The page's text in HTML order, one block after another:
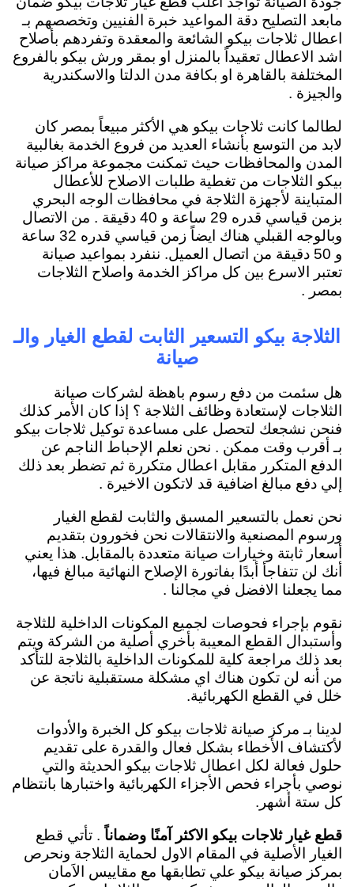
مابعد التصليح دقة المواعيد خبرة الفنيين وتخصصهم بـ
اعطال ثلاجات بيكو الشائعة والمعقدة وتفردهم بأصلاح
اشد الاعطال تعقيداً بالمنزل او بمقر ورش بيكو بالفروع
المختلفة بالقاهرة او بكافة مدن الدلتا والاسكندرية
والجيزة .
لطالما كانت ثلاجات بيكو هي الأكثر مبيعاً بمصر كان
لابد من التوسع بأنشاء العديد من فروع الخدمة بغالبية
المدن والمحافظات حيث تمكنت مجموعة مراكز صيانة
بيكو الثلاجات من تغطية طلبات الاصلاح للأعطال
المتباينة لأجهزة الثلاجة في محافظات الوجه البحري
بزمن قياسي قدره 29 ساعة و 40 دقيقة . من الاتصال
وبالوجه القبلي هناك ايضاً زمن قياسي قدره 32 ساعة
و 50 دقيقة من اتصال العميل. ننفرد بمواعيد صيانة
تعتبر الاسرع بين كل مراكز الخدمة واصلاح الثلاجات
بمصر .
الثلاجة بيكو التسعير الثابت لقطع الغيار والـ
صيانة
هل سئمت من دفع رسوم باهظة لشركات صيانة
الثلاجات لإستعادة وظائف الثلاجة ؟ إذا كان الأمر كذلك
فنحن نشجعك لتحصل على مساعدة توكيل ثلاجات بيكو
بـ أقرب وقت ممكن . نحن نعلم الإحباط الناجم عن
الدفع المتكرر مقابل اعطال متكررة ثم تضطر بعد ذلك
إلي دفع مبالغ اضافية قد لاتكون الاخيرة .
نحن نعمل بالتسعير المسبق والثابت لقطع الغيار
ورسوم المصنعية والانتقالات نحن فخورون بتقديم
أسعار ثابتة وخيارات صيانة متعددة بالمقابل. هذا يعني
أنك لن تتفاجأ أبدًا بفاتورة الإصلاح النهائية مبالغ فيها،
مما يجعلنا الافضل في مجالنا .
نقوم بإجراء فحوصات لجميع المكونات الداخلية للثلاجة
وأستبدال القطع المعيبة بأخري أصلية من الشركة ويتم
بعد ذلك مراجعة كلية للمكونات الداخلية بالثلاجة للتأكد
من أنه لن تكون هناك اي مشكلة مستقبلية ناتجة عن
خلل في القطع الكهربائية.
لدينا بـ مركز صيانة ثلاجات بيكو كل الخبرة والأدوات
لأكتشاف الأخطاء بشكل فعال والقدرة على تقديم
حلول فعالة لكل اعطال ثلاجات بيكو الحديثة والتي
نوصي بأجراء فحص الأجزاء الكهربائية واختبارها بانتظام
كل ستة أشهر.
قطع غيار ثلاجات بيكو الاكثر آمنًا وضماناً . تأتي قطع
الغيار الأصلية في المقام الاول لحماية الثلاجة ونحرص
بمركز صيانة بيكو علي تطابقها مع مقاييس الاَمان